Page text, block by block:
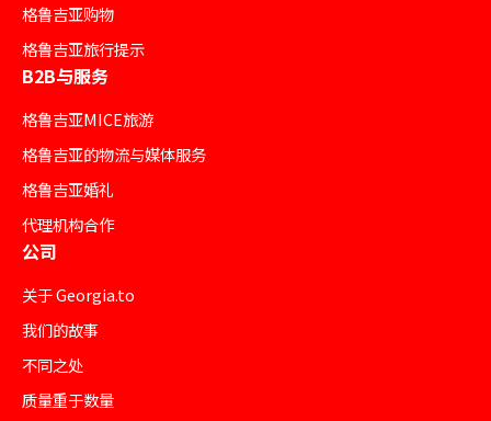
格鲁吉亚购物
格鲁吉亚旅行提示
B2B与服务
格鲁吉亚MICE旅游
格鲁吉亚的物流与媒体服务
格鲁吉亚婚礼
代理机构合作
公司
关于 Georgia.to
我们的故事
不同之处
质量重于数量